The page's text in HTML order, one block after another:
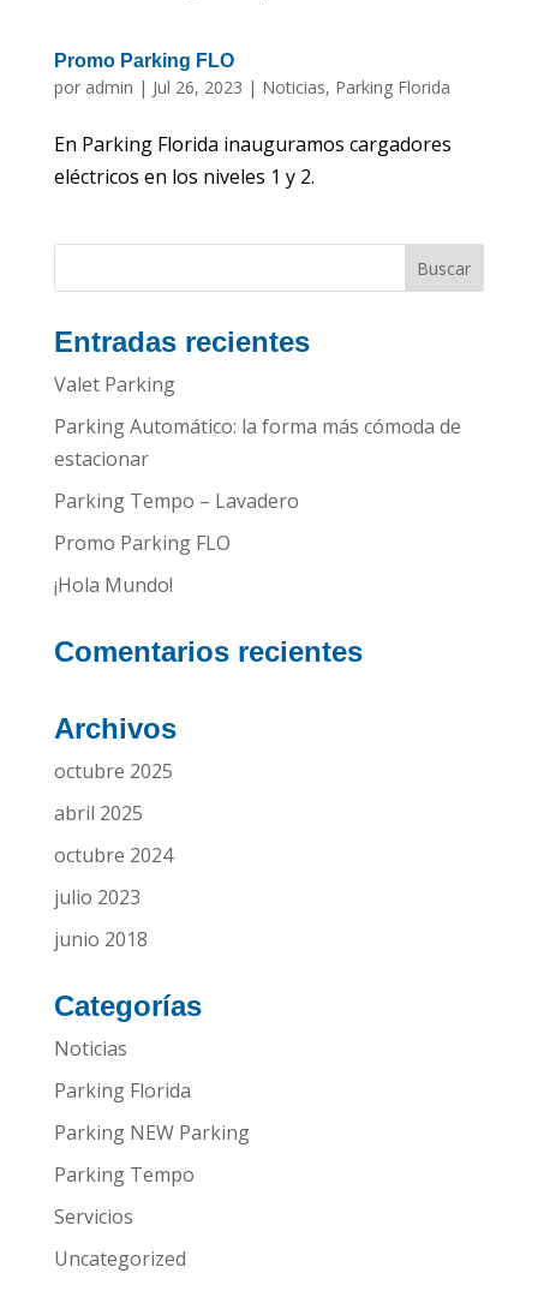
Promo Parking FLO
por admin | Jul 26, 2023 | Noticias, Parking Florida
En Parking Florida inauguramos cargadores
eléctricos en los niveles 1 y 2.
Entradas recientes
Valet Parking
Parking Automático: la forma más cómoda de
estacionar
Parking Tempo – Lavadero
Promo Parking FLO
¡Hola Mundo!
Comentarios recientes
Archivos
octubre 2025
abril 2025
octubre 2024
julio 2023
junio 2018
Categorías
Noticias
Parking Florida
Parking NEW Parking
Parking Tempo
Servicios
Uncategorized